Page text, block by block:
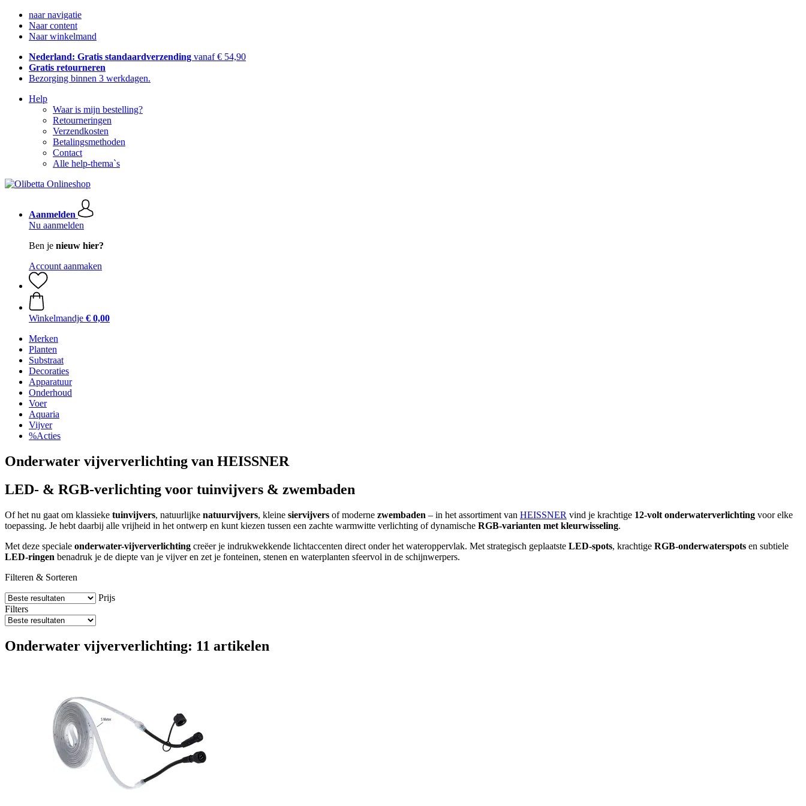
naar navigatie
Naar content
Naar winkelmand
Nederland: Gratis standaardverzending vanaf € 54,90
Gratis retourneren
Bezorging binnen 3 werkdagen.
Help
Waar is mijn bestelling?
Retourneringen
Verzendkosten
Betalingsmethoden
Contact
Alle help-thema`s
Aanmelden
Nu aanmelden
Ben je nieuw hier?
Account aanmaken
Winkelmandje € 0,00
Merken
Planten
Substraat
Decoraties
Apparatuur
Onderhoud
Voer
Aquaria
Vijver
%Acties
Onderwater vijververlichting van HEISSNER
LED- & RGB-verlichting voor tuinvijvers & zwembaden
Of het nu gaat om klassieke tuinvijvers, natuurlijke natuurvijvers, kleine siervijvers of moderne zwembaden – in het assortiment van HEISSNER vind je krachtige 12-volt onderwaterverlichting voor elke
toepassing. Je hebt daarbij alle vrijheid in het ontwerp en kunt kiezen tussen een zachte warmwitte verlichting of dynamische RGB-varianten met kleurwisseling.
Met deze speciale onderwater-vijververlichting creëer je indrukwekkende lichtaccenten direct onder het wateroppervlak. Met strategisch geplaatste LED-spots, krachtige RGB-onderwaterspots en subtiele
LED-ringen benadruk je de diepte van je vijver en zet je fonteinen, stenen en waterplanten sfeervol in de schijnwerpers.
Filteren & Sorteren
Prijs
Filters
Onderwater vijververlichting: 11 artikelen